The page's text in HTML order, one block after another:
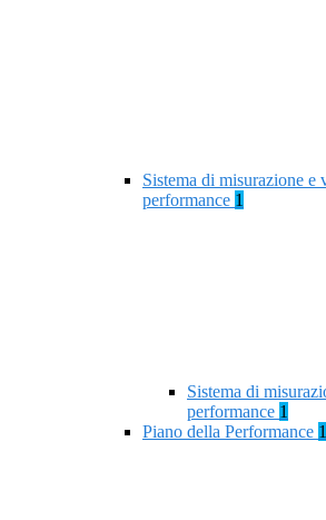
Sistema di misurazione e
performance 1
Sistema di
performance 1
Piano della Performance 1